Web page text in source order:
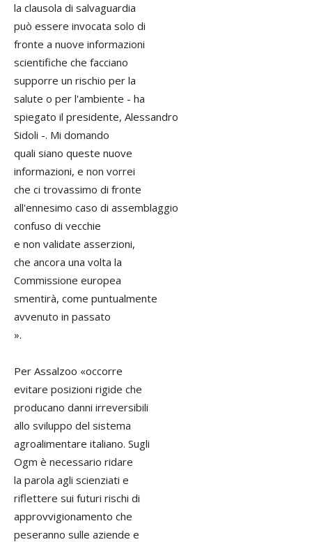
la clausola di salvaguardia
può essere invocata solo di
fronte a nuove informazioni
scientifiche che facciano
supporre un rischio per la
salute o per l'ambiente - ha
spiegato il presidente, Alessandro
Sidoli -. Mi domando
quali siano queste nuove
informazioni, e non vorrei
che ci trovassimo di fronte
all'ennesimo caso di assemblaggio
confuso di vecchie
e non validate asserzioni,
che ancora una volta la
Commissione europea
smentirà, come puntualmente
avvenuto in passato
».
Per Assalzoo «occorre
evitare posizioni rigide che
producano danni irreversibili
allo sviluppo del sistema
agroalimentare italiano. Sugli
Ogm è necessario ridare
la parola agli scienziati e
riflettere sui futuri rischi di
approvvigionamento che
peseranno sulle aziende e